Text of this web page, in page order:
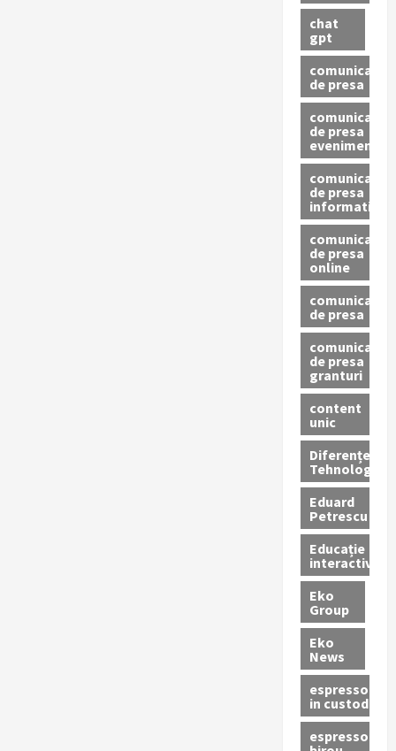
chat
gpt
comunicat
de presa
comunicat
de presa
eveniment
comunicat
de presa
informativ
comunicat
de presa
online
comunicate
de presa
comunicate
de presa
granturi
content
unic
Diferențe
Tehnologice
Eduard
Petrescu
Educație
interactivă
Eko
Group
Eko
News
espressoare
in custodie
espressor